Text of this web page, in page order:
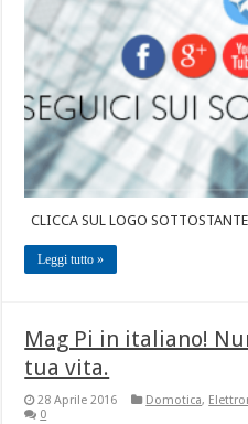
CLICCA SUL LOGO
Leggi tutto »
Mag Pi in italiano!
tua vita.
28 Aprile 2016 Domotica,
0